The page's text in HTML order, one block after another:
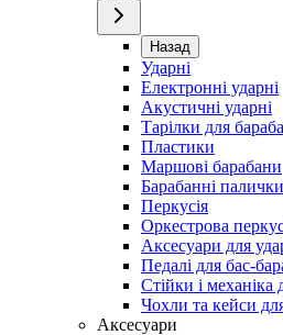
Назад
Ударні
Електронні ударні
Акустичні ударні
Тарілки для
Пластики
Маршові барабани
Барабанні
Перкусія
Оркестрова
Аксесуари для
Педалі для бас-
Стійки і механіка
Чохли та кейси
Аксесуари